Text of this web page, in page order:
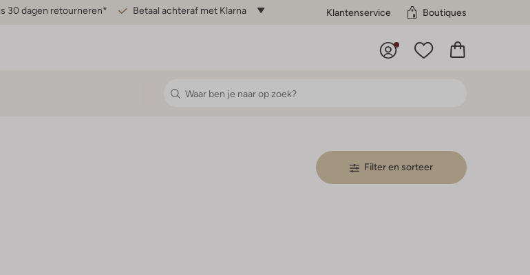
30 dagen retourneren* Betaal achteraf met Klarna Klantenservice Boutiques
Filter en sorteer